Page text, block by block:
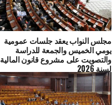
مجلس النواب يعقد جلسات عمومية
يومي الخميس والجمعة للدراسة
والتصويت على مشروع قانون المالية
لسنة 2026